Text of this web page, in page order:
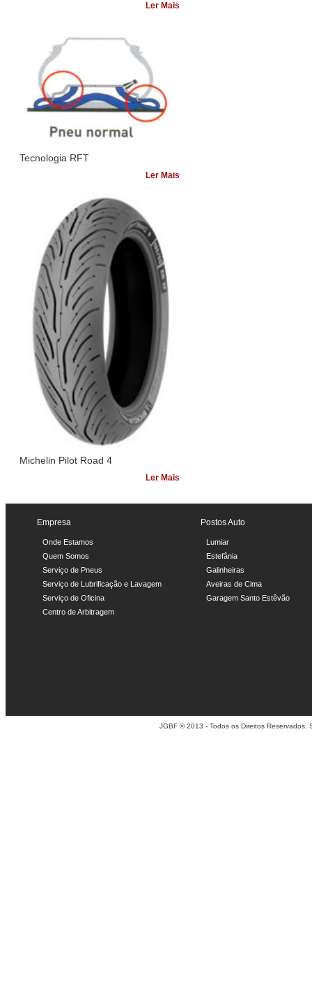
Ler Mais
Tecnologia RFT
Ler Mais
Michelin Pilot Road 4
Ler Mais
Empresa
Onde Estamos
Quem Somos
Serviço de Pneus
Serviço de Lubrificação e Lavagem
Serviço de Oficina
Centro de Arbitragem
Postos Auto
Lumiar
Estefânia
Galinheiras
Aveiras de Cima
Garagem Santo Estêvão
JGBF © 2013 - Todos os Direitos Reservados.